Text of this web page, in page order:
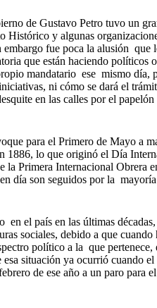
de Gustavo Petro tuvo un
Histórico y algunas
embargo fue poca la alusión que
que están haciendo políticos
mandatario ese mismo día,
ni cómo se dará el
en las calles por el
para el Primero de Mayo a
1886, lo que originó el Día
la Primera Internacional
día son seguidos por la
en el país en las últimas
sociales, debido a que
político a la que pertenece,
situación ya ocurrió cuando
de ese año a un paro